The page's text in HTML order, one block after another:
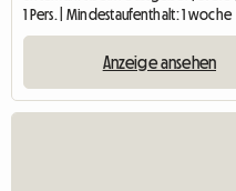
1 Pers. | Mindestaufenthalt: 1 woche
Anzeige ansehen